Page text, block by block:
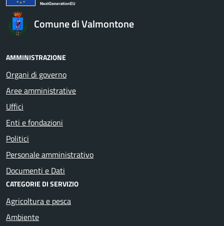
Comune di Valmontone
AMMINISTRAZIONE
Organi di governo
Aree amministrative
Uffici
Enti e fondazioni
Politici
Personale amministrativo
Documenti e Dati
CATEGORIE DI SERVIZIO
Agricoltura e pesca
Ambiente